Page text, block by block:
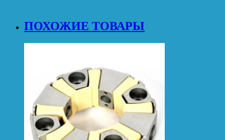
ПОХОЖИЕ ТОВАРЫ